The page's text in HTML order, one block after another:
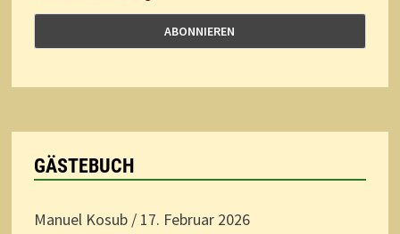
GÄSTEBUCH
Manuel Kosub/ 17. Februar 2026